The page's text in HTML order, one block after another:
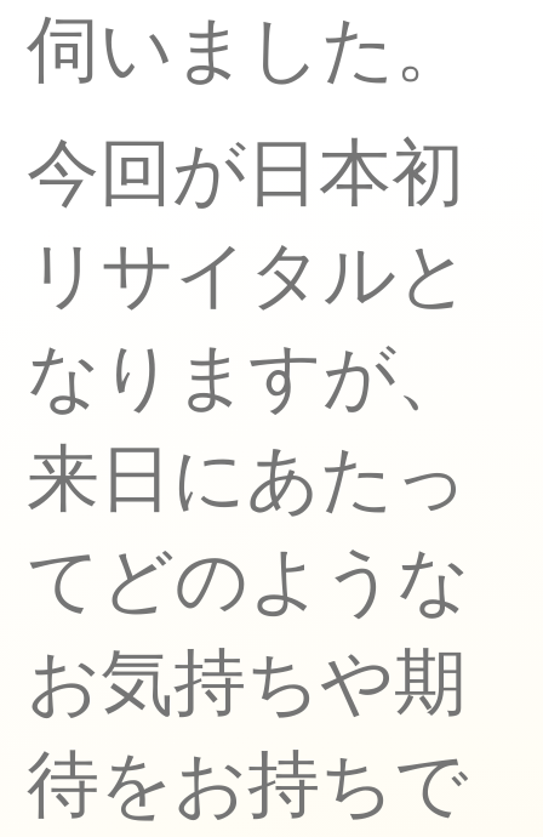
伺いました。
今回が日本初
リサイタルと
なりますが、
来日にあたっ
てどのような
お気持ちや期
待をお持ちで